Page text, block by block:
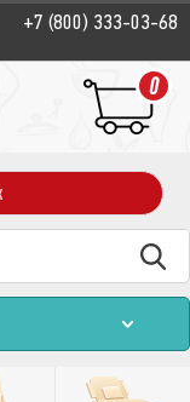
+7 (800) 333-03-68
0